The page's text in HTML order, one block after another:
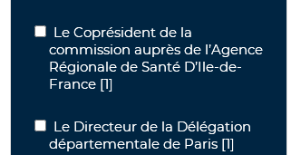
Le Coprésident de la commission
Le Coprésident de la
commission auprès de l’Agence
Régionale de Santé D’Ile-de-
France [1]
Le Directeur de la Délégation
Le Directeur de la Délégation
départementale de Paris [1]